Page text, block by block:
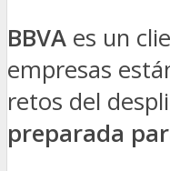
BBVA es un
empresas
retos del
preparada